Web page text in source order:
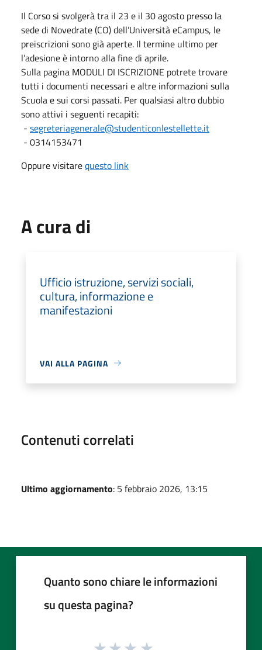
Il Corso si svolgerà tra il 23 e il 30 agosto presso la
sede di Novedrate (CO) dell’Università eCampus, le
preiscrizioni sono già aperte. Il termine ultimo per
l’adesione è intorno alla fine di aprile.
Sulla pagina MODULI DI ISCRIZIONE potrete trovare
tutti i documenti necessari e altre informazioni sulla
Scuola e sui corsi passati. Per qualsiasi altro dubbio
sono attivi i seguenti recapiti:
- segreteriagenerale@studenticonlestellette.it
- 0314153471
Oppure visitarequesto link
A cura di
Ufficio istruzione, servizi sociali,
cultura, informazione e
manifestazioni
VAI ALLA PAGINA
Contenuti correlati
Ultimo aggiornamento: 5 febbraio 2026, 13:15
Quanto sono chiare le informazioni
su questa pagina?